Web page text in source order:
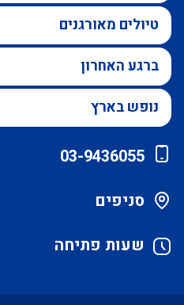
טיולים מאורגנים
ברגע האחרון
נופש בארץ
03-9436055
סניפים
שעות פתיחה